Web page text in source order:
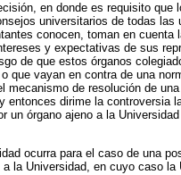
en donde es requisito
universitarios de todas
conocen, toman en
y expectativas de sus
de que estos órganos
que vayan en contra de una
mecanismo de resolución de
entonces dirime la controversia
un órgano ajeno a la
ocurra para el caso de una
la Universidad, en cuyo caso